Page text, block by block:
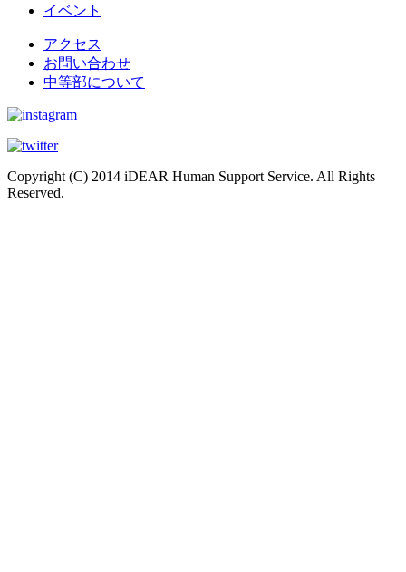
イベント
アクセス
お問い合わせ
中等部について
Copyright (C) 2014 iDEAR Human Support Service. All Rights
Reserved.